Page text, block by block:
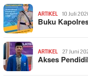
ARTIKEL 10 Juli
Buku
ARTIKEL 27 Juni
Akses